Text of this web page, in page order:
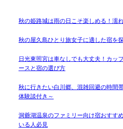
秋の姫路城は雨の日こそ楽しめる！濡
秋の屋久島ひとり旅女子に適した宿を
日光東照宮は車なしでも大丈夫！カッ
ースと宿の選び方
秋に行きたい白川郷、混雑回避の時間
体験談付き～
洞爺湖温泉のファミリー向け宿おすす
いる人必見